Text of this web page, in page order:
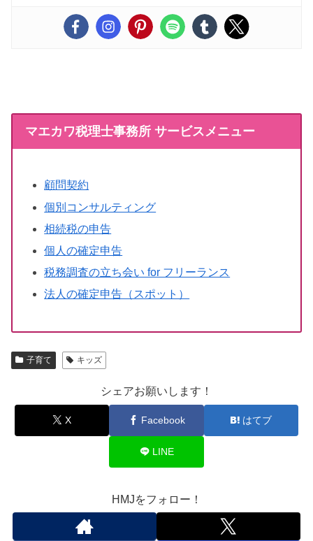
マエカワ税理士事務所 サービスメニュー
顧問契約
個別コンサルティング
相続税の申告
個人の確定申告
税務調査の立ち会い for フリーランス
法人の確定申告（スポット）
子育て キッズ
シェアお願いします！
X Facebook はてブ
LINE
HMJをフォロー！